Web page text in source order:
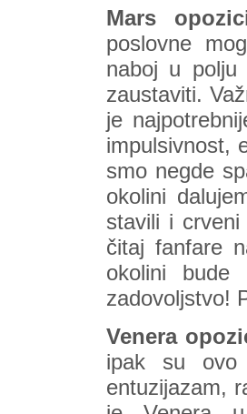
Mars
poslovne
naboj u polju
zaustaviti.
je
impulsivnost,
smo negde
okolini
stavili i
čitaj fanfare
okolini
zadovoljstvo!
Venera
ipak su ovo
entuzijazam,